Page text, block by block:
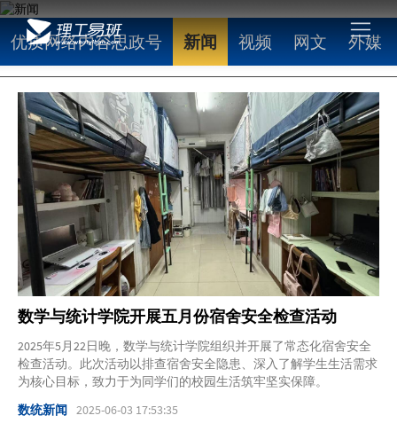
优质网络内容思政号 新闻 视频 网文 外媒
数学与统计学院开展五月份宿舍安全检查活动
2025年5月22日晚，数学与统计学院组织并开展了常态化宿舍安全
检查活动。此次活动以排查宿舍安全隐患、深入了解学生生活需求
为核心目标，致力于为同学们的校园生活筑牢坚实保障。
数统新闻 2025-06-03 17:53:35